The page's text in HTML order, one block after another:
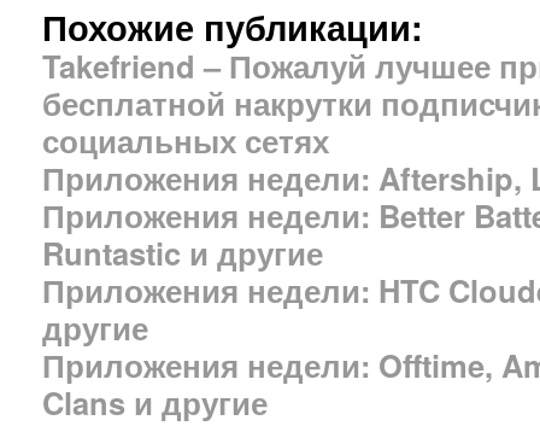
Похожие публикации:
Takefriend – Пожалуй лучшее
бесплатной накрутки
социальных сетях
Приложения недели: Aftership,
Приложения недели: Better
Runtastic и другие
Приложения недели: HTC
другие
Приложения недели: Offtime,
Clans и другие